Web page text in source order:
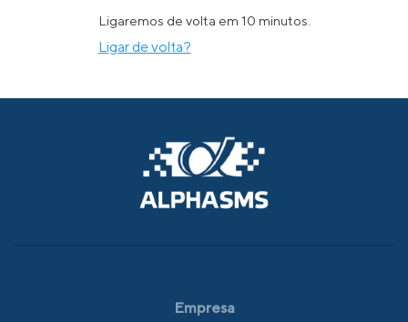
Ligaremos de volta em 10 minutos.
Ligar de volta?
Empresa